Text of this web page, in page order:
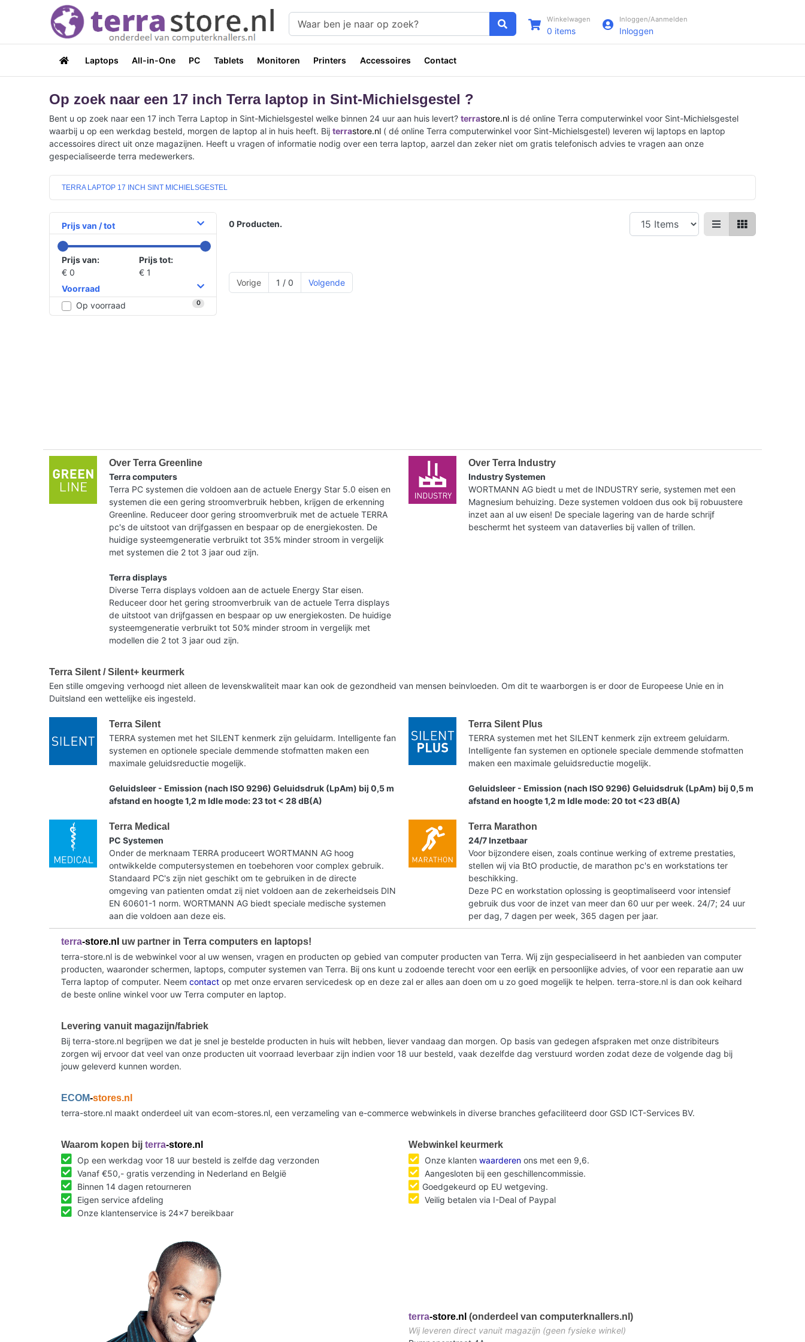
Winkelwagen
0 items
Inloggen/Aanmelden
Inloggen
Laptops All-in-One PC Tablets Monitoren Printers Accessoires Contact
Op zoek naar een 17 inch Terra laptop in Sint-Michielsgestel ?
Bent u op zoek naar een 17 inch Terra Laptop in Sint-Michielsgestel welke binnen 24 uur aan huis levert? terrastore.nl is dé online Terra computerwinkel voor Sint-Michielsgestel
waarbij u op een werkdag besteld, morgen de laptop al in huis heeft. Bij terrastore.nl ( dé online Terra computerwinkel voor Sint-Michielsgestel) leveren wij laptops en laptop
accessoires direct uit onze magazijnen. Heeft u vragen of informatie nodig over een terra laptop, aarzel dan zeker niet om gratis telefonisch advies te vragen aan onze
gespecialiseerde terra medewerkers.
TERRA LAPTOP 17 INCH SINT MICHIELSGESTEL
Prijs van / tot
Prijs van:
€ 0
Prijs tot:
€ 1
Voorraad
Op voorraad
0
0 Producten.
Vorige 1 / 0 Volgende
Over Terra Greenline
Terra computers
Terra PC systemen die voldoen aan de actuele Energy Star 5.0 eisen en
systemen die een gering stroomverbruik hebben, krijgen de erkenning
Greenline. Reduceer door gering stroomverbruik met de actuele TERRA
pc's de uitstoot van drijfgassen en bespaar op de energiekosten. De
huidige systeemgeneratie verbruikt tot 35% minder stroom in vergelijk
met systemen die 2 tot 3 jaar oud zijn.
Terra displays
Diverse Terra displays voldoen aan de actuele Energy Star eisen.
Reduceer door het gering stroomverbruik van de actuele Terra displays
de uitstoot van drijfgassen en bespaar op uw energiekosten. De huidige
systeemgeneratie verbruikt tot 50% minder stroom in vergelijk met
modellen die 2 tot 3 jaar oud zijn.
Over Terra Industry
Industry Systemen
WORTMANN AG biedt u met de INDUSTRY serie, systemen met een
Magnesium behuizing. Deze systemen voldoen dus ook bij robuustere
inzet aan al uw eisen! De speciale lagering van de harde schrijf
beschermt het systeem van dataverlies bij vallen of trillen.
Terra Silent / Silent+ keurmerk
Een stille omgeving verhoogd niet alleen de levenskwaliteit maar kan ook de gezondheid van mensen beinvloeden. Om dit te waarborgen is er door de Europeese Unie en in
Duitsland een wettelijke eis ingesteld.
Terra Silent
TERRA systemen met het SILENT kenmerk zijn geluidarm. Intelligente fan
systemen en optionele speciale demmende stofmatten maken een
maximale geluidsreductie mogelijk.
Geluidsleer - Emission (nach ISO 9296) Geluidsdruk (LpAm) bij 0,5 m
afstand en hoogte 1,2 m Idle mode: 23 tot < 28 dB(A)
Terra Silent Plus
TERRA systemen met het SILENT kenmerk zijn extreem geluidarm.
Intelligente fan systemen en optionele speciale demmende stofmatten
maken een maximale geluidsreductie mogelijk.
Geluidsleer - Emission (nach ISO 9296) Geluidsdruk (LpAm) bij 0,5 m
afstand en hoogte 1,2 m Idle mode: 20 tot <23 dB(A)
Terra Medical
PC Systemen
Onder de merknaam TERRA produceert WORTMANN AG hoog
ontwikkelde computersystemen en toebehoren voor complex gebruik.
Standaard PC's zijn niet geschikt om te gebruiken in de directe
omgeving van patienten omdat zij niet voldoen aan de zekerheidseis DIN
EN 60601-1 norm. WORTMANN AG biedt speciale medische systemen
aan die voldoen aan deze eis.
Terra Marathon
24/7 Inzetbaar
Voor bijzondere eisen, zoals continue werking of extreme prestaties,
stellen wij via BtO productie, de marathon pc's en workstations ter
beschikking.
Deze PC en workstation oplossing is geoptimaliseerd voor intensief
gebruik dus voor de inzet van meer dan 60 uur per week. 24/7; 24 uur
per dag, 7 dagen per week, 365 dagen per jaar.
terra-store.nl uw partner in Terra computers en laptops!
terra-store.nl is de webwinkel voor al uw wensen, vragen en producten op gebied van computer producten van Terra. Wij zijn gespecialiseerd in het aanbieden van computer
producten, waaronder schermen, laptops, computer systemen van Terra. Bij ons kunt u zodoende terecht voor een eerlijk en persoonlijke advies, of voor een reparatie aan uw
Terra laptop of computer. Neem contact op met onze ervaren servicedesk op en deze zal er alles aan doen om u zo goed mogelijk te helpen. terra-store.nl is dan ook keihard
de beste online winkel voor uw Terra computer en laptop.
Levering vanuit magazijn/fabriek
Bij terra-store.nl begrijpen we dat je snel je bestelde producten in huis wilt hebben, liever vandaag dan morgen. Op basis van gedegen afspraken met onze distribiteurs
zorgen wij ervoor dat veel van onze producten uit voorraad leverbaar zijn indien voor 18 uur besteld, vaak dezelfde dag verstuurd worden zodat deze de volgende dag bij
jouw geleverd kunnen worden.
ECOM-stores.nl
terra-store.nl maakt onderdeel uit van ecom-stores.nl, een verzameling van e-commerce webwinkels in diverse branches gefaciliteerd door GSD ICT-Services BV.
Waarom kopen bij terra-store.nl
Op een werkdag voor 18 uur besteld is zelfde dag verzonden
Vanaf €50,- gratis verzending in Nederland en België
Binnen 14 dagen retourneren
Eigen service afdeling
Onze klantenservice is 24x7 bereikbaar
Webwinkel keurmerk
Onze klanten waarderen ons met een 9,6.
Aangesloten bij een geschillencommissie.
Goedgekeurd op EU wetgeving.
Veilig betalen via I-Deal of Paypal
terra-store.nl (onderdeel van computerknallers.nl)
Wij leveren direct vanuit magazijn (geen fysieke winkel)